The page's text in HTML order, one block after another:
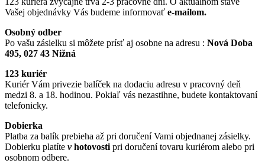
Vašej objednávky Vás budeme informovať e-mailom.
Osobný odber
Po vašu zásielku si môžete prísť aj osobne na adresu : Nová Doba
495, 027 43 Nižná
123 kuriér
Kuriér Vám privezie balíček na dodaciu adresu v pracovný deň
medzi 8. a 18. hodinou. Pokiaľ vás nezastihne, budete kontaktovaní
telefonicky.
Dobierka
Platba za balík prebieha až pri doručení Vami objednanej zásielky.
Dobierku platíte vhotovosti pri doručení tovaru kuriérom alebo pri
osobnom odbere.